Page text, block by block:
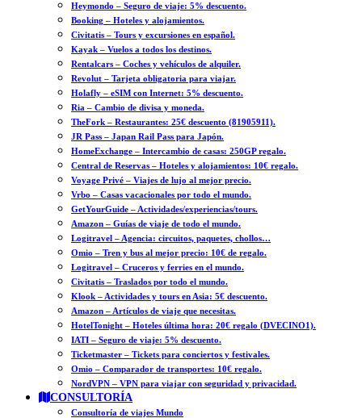
Heymondo – Seguro de viaje: 5% descuento.
Booking – Hoteles y alojamientos.
Civitatis – Tours y excursiones en español.
Kayak – Vuelos a todos los destinos.
Rentalcars – Coches y vehículos de alquiler.
Revolut – Tarjeta obligatoria para viajar.
Holafly – eSIM con Internet: 5% descuento.
Ria – Cambio de divisa y moneda.
TheFork – Restaurantes: 25€ descuento (81905911).
JR Pass – Japan Rail Pass para Japón.
HomeExchange – Intercambio de casas: 250GP regalo.
Central de Reservas – Hoteles y alojamientos: 10€ regalo.
Voyage Privé – Viajes de lujo al mejor precio.
Vrbo – Casas vacacionales por todo el mundo.
GetYourGuide – Actividades/experiencias/tours.
Amazon – Guías de viaje de todo el mundo.
Logitravel – Agencia: circuitos, paquetes, chollos…
Omio – Tren y bus al mejor precio: 10€ de regalo.
Logitravel – Cruceros y ferries en el mundo.
Civitatis – Traslados por todo el mundo.
Klook – Actividades y tours en Asia: 5€ descuento.
Amazon – Artículos de viaje que necesitas.
HotelTonight – Hoteles última hora: 20€ regalo (DVECINO1).
IATI – Seguro de viaje: 5% descuento.
Ticketmaster – Tickets para conciertos y festivales.
Omio – Comparador de transportes: 10€ regalo.
NordVPN – VPN para viajar con seguridad y privacidad.
CONSULTORÍA
Consultoría de viajes Mundo